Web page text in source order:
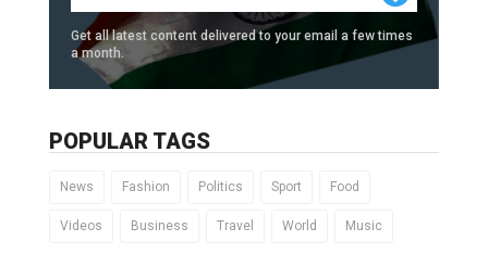
Get all latest content delivered to your email a few times
a month.
POPULAR TAGS
News Fashion Politics Sport Food
Videos Business Travel World Music